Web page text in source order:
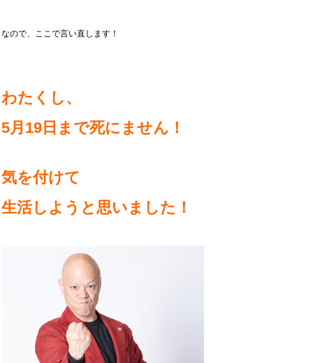
なので、ここで言い直します！
わたくし、
5月19日まで死にません！
気を付けて
生活しようと思いました！